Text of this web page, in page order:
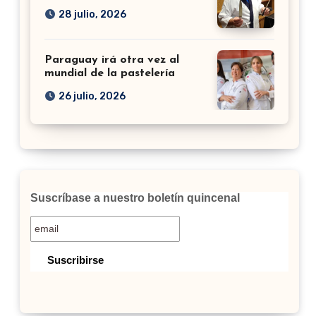
28 julio, 2026
Paraguay irá otra vez al
mundial de la pastelería
26 julio, 2026
Suscríbase a nuestro boletín quincenal